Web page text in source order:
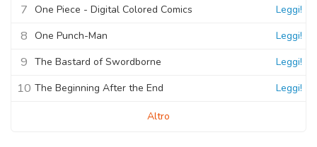
7 One Piece - Digital Colored Comics Leggi!
8 One Punch-Man Leggi!
9 The Bastard of Swordborne Leggi!
10 The Beginning After the End Leggi!
Altro